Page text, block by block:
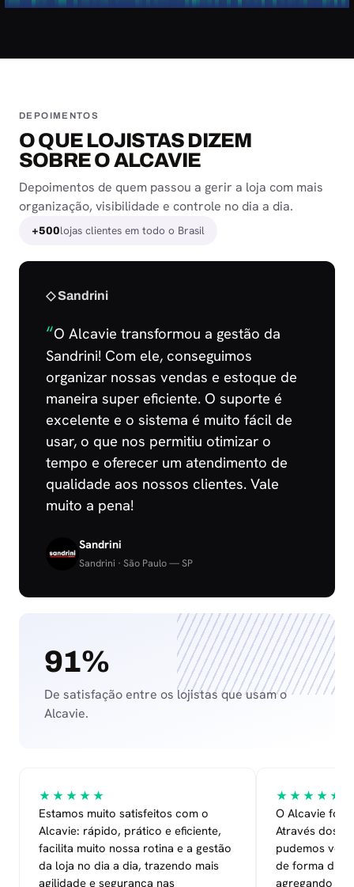
DEPOIMENTOS
O QUE LOJISTAS DIZEM
SOBRE O ALCAVIE
Depoimentos de quem passou a gerir a loja com mais
organização, visibilidade e controle no dia a dia.
+500lojas clientes em todo o Brasil
◇ Sandrini
“O Alcavie transformou a gestão da
Sandrini! Com ele, conseguimos
organizar nossas vendas e estoque de
maneira super eficiente. O suporte é
excelente e o sistema é muito fácil de
usar, o que nos permitiu otimizar o
tempo e oferecer um atendimento de
qualidade aos nossos clientes. Vale
muito a pena!
Sandrini
Sandrini · São Paulo — SP
91%
De satisfação entre os lojistas que usam o
Alcavie.
★★★★★
Estamos muito satisfeitos com o
Alcavie: rápido, prático e eficiente,
facilita muito nossa rotina e a gestão
da loja no dia a dia, trazendo mais
agilidade e segurança nas
★★★★★
O Alcavie foi
Através dos
pudemos ver
de forma
agregando